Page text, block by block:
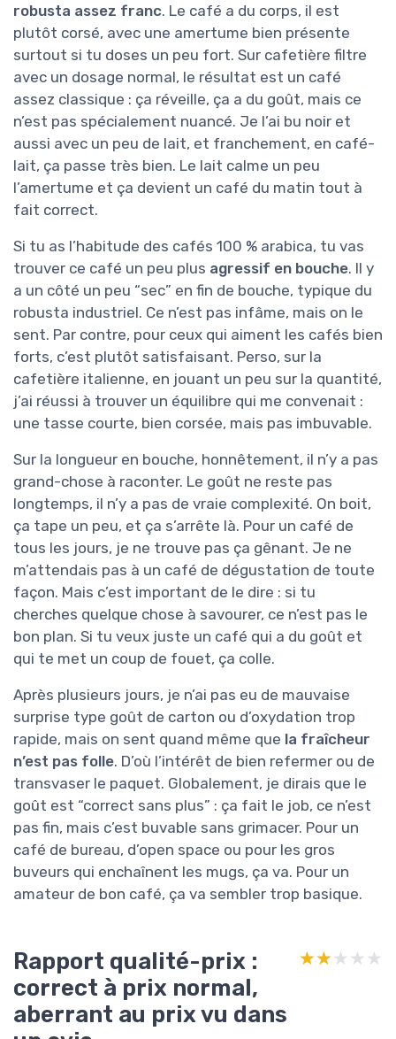
robusta assez franc. Le café a du corps, il est
plutôt corsé, avec une amertume bien présente
surtout si tu doses un peu fort. Sur cafetière filtre
avec un dosage normal, le résultat est un café
assez classique : ça réveille, ça a du goût, mais ce
n’est pas spécialement nuancé. Je l’ai bu noir et
aussi avec un peu de lait, et franchement, en café-
lait, ça passe très bien. Le lait calme un peu
l’amertume et ça devient un café du matin tout à
fait correct.
Si tu as l’habitude des cafés 100 % arabica, tu vas
trouver ce café un peu plus agressif en bouche. Il y
a un côté un peu “sec” en fin de bouche, typique du
robusta industriel. Ce n’est pas infâme, mais on le
sent. Par contre, pour ceux qui aiment les cafés bien
forts, c’est plutôt satisfaisant. Perso, sur la
cafetière italienne, en jouant un peu sur la quantité,
j’ai réussi à trouver un équilibre qui me convenait :
une tasse courte, bien corsée, mais pas imbuvable.
Sur la longueur en bouche, honnêtement, il n’y a pas
grand-chose à raconter. Le goût ne reste pas
longtemps, il n’y a pas de vraie complexité. On boit,
ça tape un peu, et ça s’arrête là. Pour un café de
tous les jours, je ne trouve pas ça gênant. Je ne
m’attendais pas à un café de dégustation de toute
façon. Mais c’est important de le dire : si tu
cherches quelque chose à savourer, ce n’est pas le
bon plan. Si tu veux juste un café qui a du goût et
qui te met un coup de fouet, ça colle.
Après plusieurs jours, je n’ai pas eu de mauvaise
surprise type goût de carton ou d’oxydation trop
rapide, mais on sent quand même que la fraîcheur
n’est pas folle. D’où l’intérêt de bien refermer ou de
transvaser le paquet. Globalement, je dirais que le
goût est “correct sans plus” : ça fait le job, ce n’est
pas fin, mais c’est buvable sans grimacer. Pour un
café de bureau, d’open space ou pour les gros
buveurs qui enchaînent les mugs, ça va. Pour un
amateur de bon café, ça va sembler trop basique.
Rapport qualité-prix :
correct à prix normal,
aberrant au prix vu dans
★★★★★
★★★★★